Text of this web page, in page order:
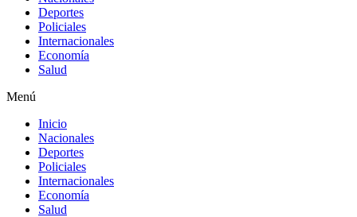
Deportes
Policiales
Internacionales
Economía
Salud
Menú
Inicio
Nacionales
Deportes
Policiales
Internacionales
Economía
Salud